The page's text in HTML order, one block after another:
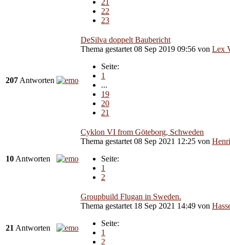
22
23
207 Antworten
DeSilva doppelt Baubericht
Thema gestartet 08 Sep 2019 09:56 von Lex
Seite:
1
...
19
20
21
10 Antworten
Cyklon VI from Göteborg, Schweden
Thema gestartet 08 Sep 2021 12:25 von
Seite:
1
2
21 Antworten
Groupbuild Flugan in Sweden.
Thema gestartet 18 Sep 2021 14:49 von
Seite:
1
2